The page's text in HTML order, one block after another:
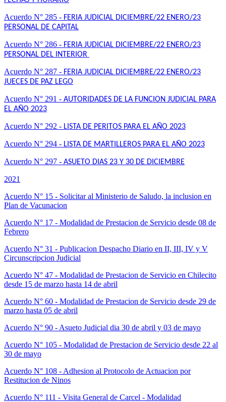
Acuerdo N° 285 - FERIA JUDICIAL DICIEMBRE/22 ENERO/23
PERSONAL DE CAPITAL
Acuerdo N° 286 - FERIA JUDICIAL DICIEMBRE/22 ENERO/23
PERSONAL DEL INTERIOR
Acuerdo N° 287 - FERIA JUDICIAL DICIEMBRE/22 ENERO/23
JUECES DE PAZ LEGO
Acuerdo N° 291 - AUTORIDADES DE LA FUNCION JUDICIAL PARA
EL AÑO 2023
Acuerdo N° 292 - LISTA DE PERITOS PARA EL AÑO 2023
Acuerdo N° 294 - LISTA DE MARTILLEROS PARA EL AÑO 2023
Acuerdo N° 297 - ASUETO DIAS 23 Y 30 DE DICIEMBRE
2021
Acuerdo N° 15 - Solicitar al Ministerio de Saludo, la inclusion en
Plan de Vacunacion
Acuerdo N° 17 - Modalidad de Prestacion de Servicio desde 08 de
Febrero
Acuerdo N° 31 - Publicacion Despacho Diario en II, III, IV y V
Circunscripcion Judicial
Acuerdo N° 47 - Modalidad de Prestacion de Servicio en Chilecito
desde 15 de marzo hasta 14 de abril
Acuerdo N° 60 - Modalidad de Prestacion de Servicio desde 29 de
marzo hasta 05 de abril
Acuerdo N° 90 - Asueto Judicial dia 30 de abril y 03 de mayo
Acuerdo N° 105 - Modalidad de Prestacion de Servicio desde 22 al
30 de mayo
Acuerdo N° 108 - Adhesion al Protocolo de Actuacion por
Restitucion de Ninos
Acuerdo N° 111 - Visita General de Carcel - Modalidad